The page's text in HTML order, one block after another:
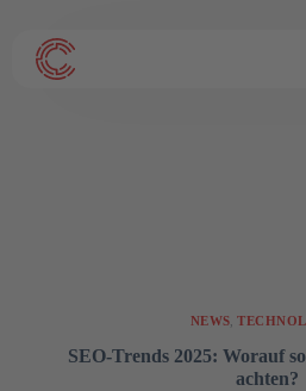
NEWS ,
SEO-Trends 2025: Worauf
achten?